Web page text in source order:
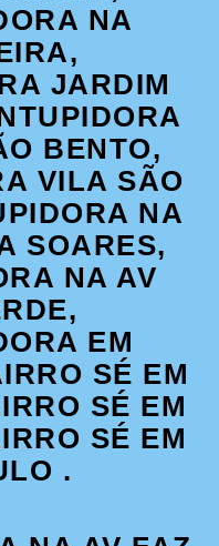
NA
JARDIM
BENTO,
VILA SÃO
NA
SOARES,
NA AV
EM
SÉ EM
SÉ EM
SÉ EM
.